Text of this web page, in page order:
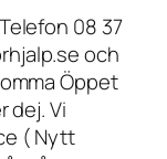
08 37
och
Öppet
dej. Vi
( Nytt